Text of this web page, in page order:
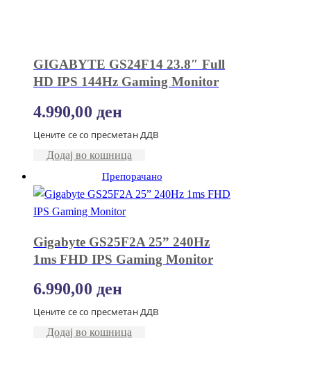
GIGABYTE GS24F14 23.8″ Full
HD IPS 144Hz Gaming Monitor
4.990,00 ден
Цените се со пресметан ДДВ
Додај во кошница
Препорачано
Gigabyte GS25F2A 25” 240Hz
1ms FHD IPS Gaming Monitor
6.990,00 ден
Цените се со пресметан ДДВ
Додај во кошница